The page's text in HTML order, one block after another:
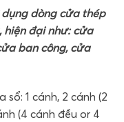
dòng cửa thép
hiện đại như: cửa
ban công, cửa
1 cánh, 2 cánh (2
(4 cánh đều or 4